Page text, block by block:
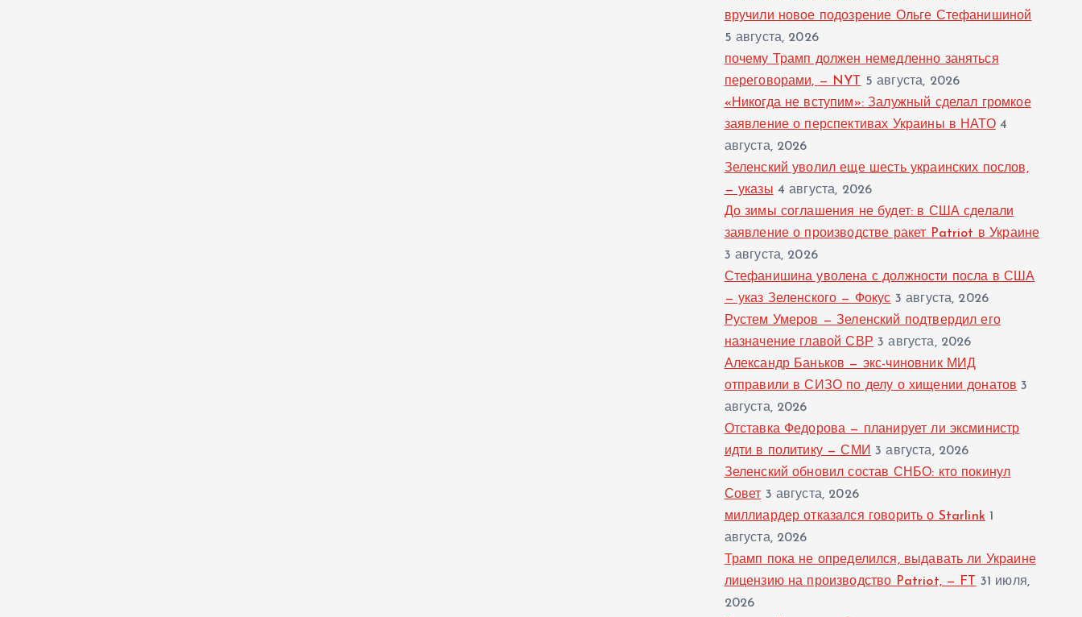
вручили новое подозрение Ольге Стефанишиной
5 августа, 2026
почему Трамп должен немедленно заняться
переговорами, — NYT
5 августа, 2026
«Никогда не вступим»: Залужный сделал громкое
заявление о перспективах Украины в НАТО 4
августа, 2026
Зеленский уволил еще шесть украинских послов,
— указы 4 августа, 2026
До зимы соглашения не будет: в США сделали
заявление о производстве ракет Patriot в Украине
3 августа, 2026
Стефанишина уволена с должности посла в США
— указ Зеленского — Фокус 3 августа, 2026
Рустем Умеров — Зеленский подтвердил его
назначение главой СВР 3 августа, 2026
Александр Баньков — экс-чиновник МИД
отправили в СИЗО по делу о хищении донатов 3
августа, 2026
Отставка Федорова — планирует ли эксминистр
идти в политику — СМИ 3 августа, 2026
Зеленский обновил состав СНБО: кто покинул
Совет 3 августа, 2026
миллиардер отказался говорить о Starlink 1
августа, 2026
Трамп пока не определился, выдавать ли Украине
лицензию на производство Patriot, — FT
31 июля,
2026